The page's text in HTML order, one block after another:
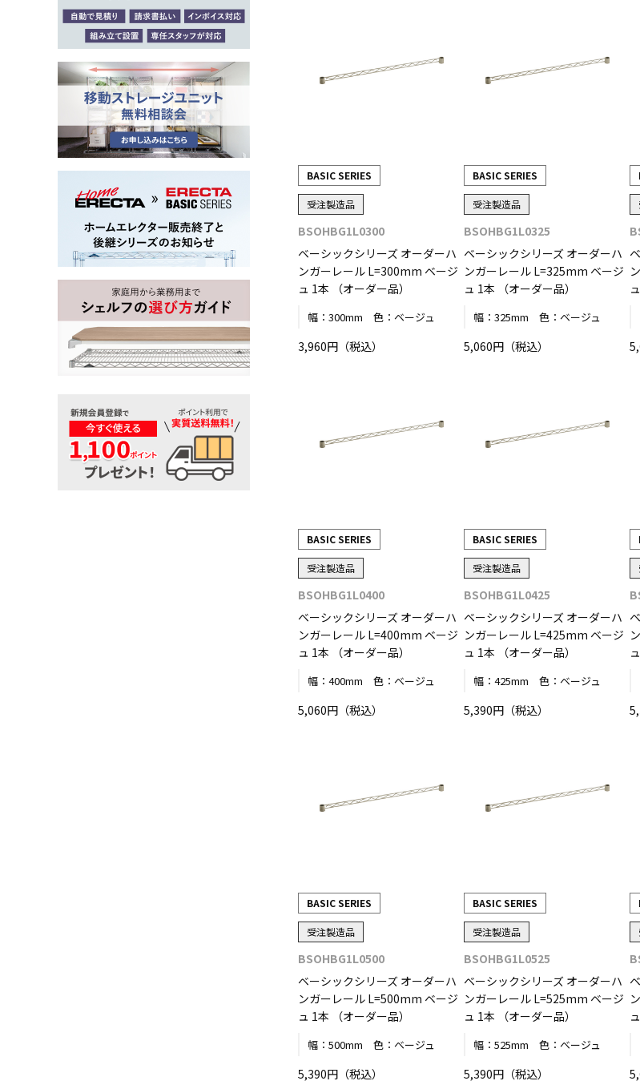
BASIC SERIES
受注製造品
BSOHBG1L0300
ベーシックシリーズ オーダーハ
ンガーレール L=300mm ベージ
ュ 1本 （オーダー品）
幅： 300mm 色： ベージュ
3,960円（税込）
BASIC SERIES
受注製造品
BSOHBG1L0325
ベーシックシリーズ オーダーハ
ンガーレール L=325mm ベージ
ュ 1本 （オーダー品）
幅： 325mm 色： ベージュ
5,060円（税込）
BASIC SERIES
受注製造品
BSOHBG1L0400
ベーシックシリーズ オーダーハ
ンガーレール L=400mm ベージ
ュ 1本 （オーダー品）
幅： 400mm 色： ベージュ
5,060円（税込）
BASIC SERIES
受注製造品
BSOHBG1L0425
ベーシックシリーズ オーダーハ
ンガーレール L=425mm ベージ
ュ 1本 （オーダー品）
幅： 425mm 色： ベージュ
5,390円（税込）
BASIC SERIES
受注製造品
BSOHBG1L0500
ベーシックシリーズ オーダーハ
ンガーレール L=500mm ベージ
ュ 1本 （オーダー品）
幅： 500mm 色： ベージュ
5,390円（税込）
BASIC SERIES
受注製造品
BSOHBG1L0525
ベーシックシリーズ オーダーハ
ンガーレール L=525mm ベージ
ュ 1本 （オーダー品）
幅： 525mm 色： ベージュ
5,390円（税込）